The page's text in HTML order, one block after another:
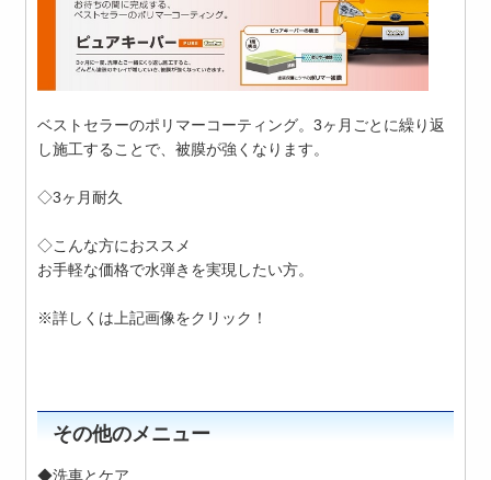
ベストセラーのポリマーコーティング。3ヶ月ごとに繰り返
し施工することで、被膜が強くなります。
◇3ヶ月耐久
◇こんな方におススメ
お手軽な価格で水弾きを実現したい方。
※詳しくは上記画像をクリック！
その他のメニュー
◆洗車とケア